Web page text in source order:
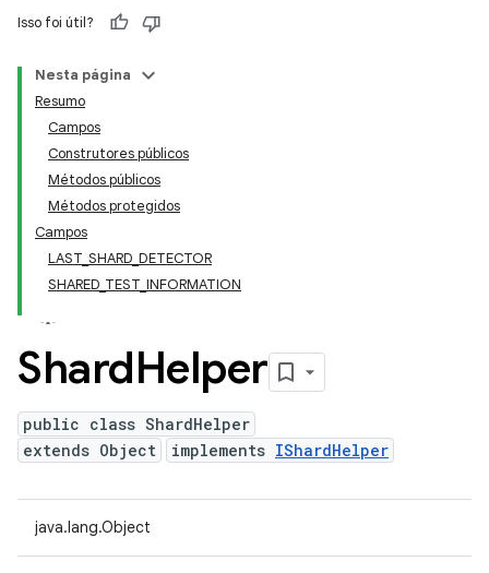
Isso foi útil?
Nesta página
Resumo
Campos
Construtores públicos
Métodos públicos
Métodos protegidos
Campos
LAST_SHARD_DETECTOR
SHARED_TEST_INFORMATION
ShardHelper
public class ShardHelper
extends Object
implements IShardHelper
java.lang.Object